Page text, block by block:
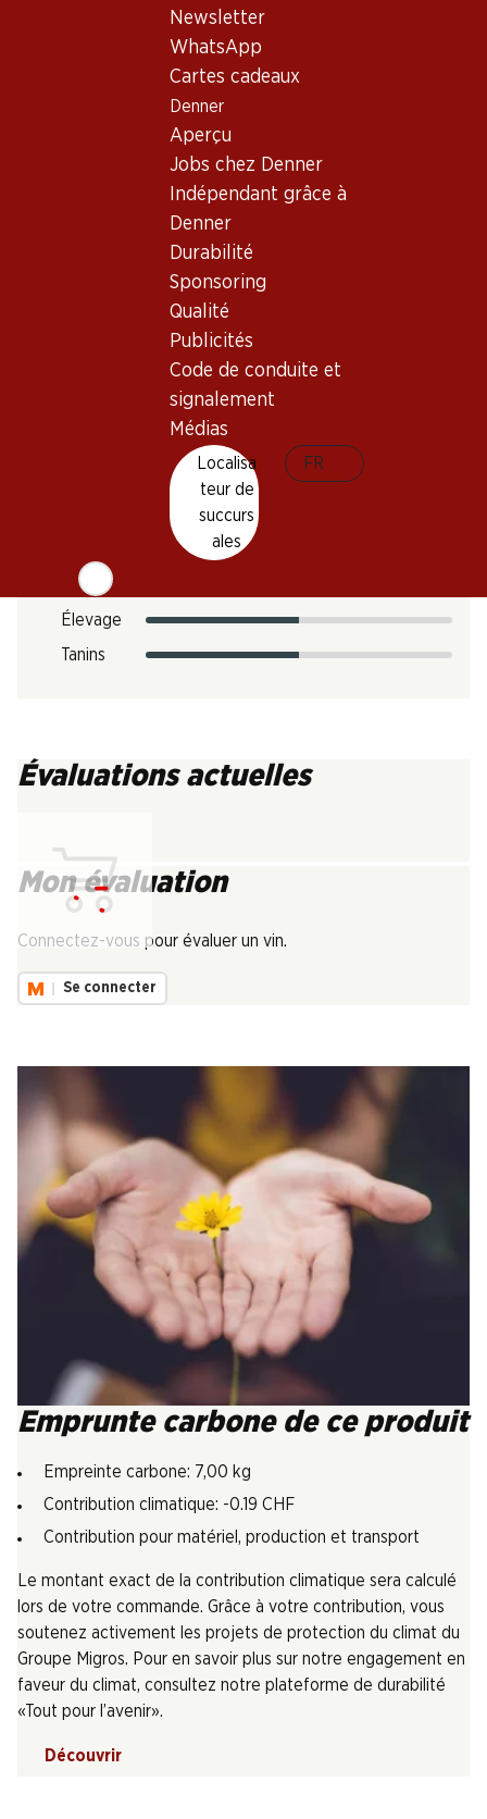
Newsletter
WhatsApp
Cartes cadeaux
Denner
Aperçu
Jobs chez Denner
Indépendant grâce à
Denner
Durabilité
Sponsoring
Qualité
Publicités
Code de conduite et
signalement
Médias
Localisa
teur de
succurs
ales
FR
Vin rouge_old
Température de dégustation
Empreinte carbone
Intensité
Élevage
Tanins
Évaluations actuelles
Mon évaluation
Connectez-vous pour évaluer un vin.
Se connecter
Emprunte carbone de ce produit
Empreinte carbone: 7,00 kg
Contribution climatique: -0.19 CHF
Contribution pour matériel, production et transport
Le montant exact de la contribution climatique sera calculé
lors de votre commande. Grâce à votre contribution, vous
soutenez activement les projets de protection du climat du
Groupe Migros. Pour en savoir plus sur notre engagement en
faveur du climat, consultez notre plateforme de durabilité
«Tout pour l’avenir».
Découvrir